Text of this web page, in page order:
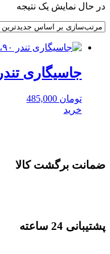
در حال نمایش یک نتیجه
جاسیگاری تندر ۹۰، ساندرو جالیوانی
تومان
خرید
ضمانت برگشت کالا
پشتیبانی 24 ساعته